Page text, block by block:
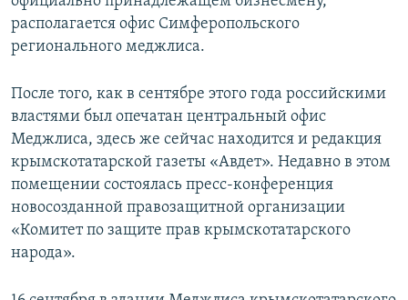
располагается офис Симферопольского
регионального меджлиса.
После того, как в сентябре этого года российскими
властями был опечатан центральный офис
Меджлиса, здесь же сейчас находится и редакция
крымскотатарской газеты «Авдет». Недавно в этом
помещении состоялась пресс-конференция
новосозданной правозащитной организации
«Комитет по защите прав крымскотатарского
народа».